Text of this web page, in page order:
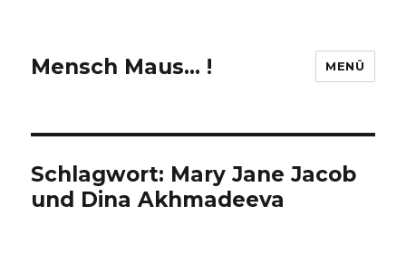
Mensch Maus… ! MENÜ
Schlagwort: Mary Jane Jacob
und Dina Akhmadeeva